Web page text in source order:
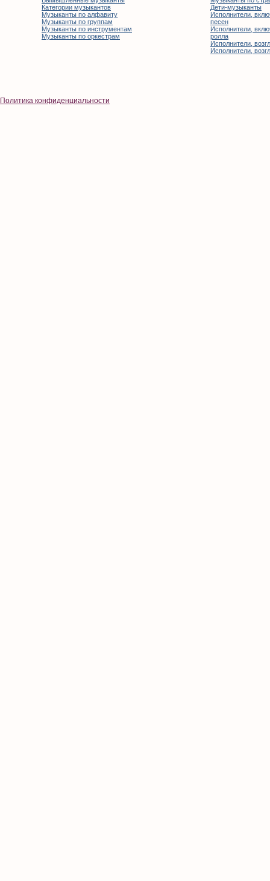
Категории музыкантов
Музыканты по алфавиту
Музыканты по группам
Музыканты по инструментам
Музыканты по оркестрам
Дети-музыканты
Исполнители,
песен
Исполнители,
ролла
Исполнители,
Исполнители,
Политика конфиденциальности